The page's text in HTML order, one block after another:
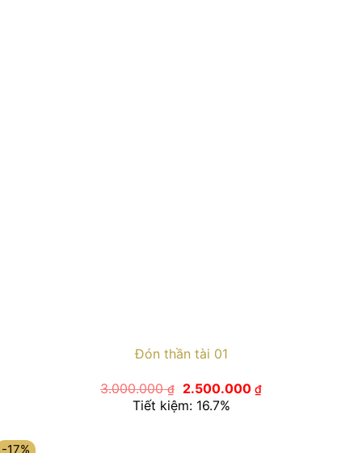
Đón thần tài 01
3.000.000₫
Giá
gốc
là:
2.500.000 ₫Giá
hiện
Tiết kiệm: 16.7%
-17%